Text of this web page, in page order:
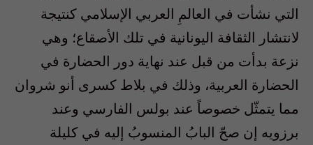
التي نشأت في العالمِ العربي الإسلامي كنتيجة
لانتشار الثقافة اليونانية في تلك الأصقاع؛ وهي
نزعة بدأت من قبل عند نهاية دور الحضارة في
الحضارة العربية، وذلك في بلاط كسرى أنو شروان
مما يتمثّل خصوصاً عند بولس الفارسي وعند
برزويه إن صحّ البابُ المنسوبُ إليه في كليلة